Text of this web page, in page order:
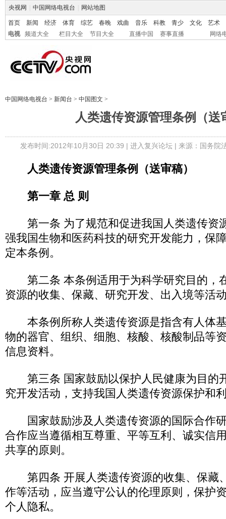
央视网 中国网络电视台 网站地图
首页 新闻 经济 体育 综艺 春晚 戏曲 音乐 科教 青少 文化
艺术
电视
频道大全 栏目大全 节目大全 直播中国 赛事直播 网络
中国网络电视台 > 新闻台 > 中国图文 >
人类遗传资源管理条例（送
发布时间:2012年10月30日 20:39 | 进入复兴论坛| 来源：国务院
人类遗传资源管理条例（送审稿）
第一章 总 则
第一条 为了规范和促进我国人类遗传资
强我国生物和医药科技的研究开发能力，保
定本条例。
第二条 本条例适用于为科学研究目的，
资源的收集、保藏、研究开发、出入境等活
本条例所称人类遗传资源是指含有人体
物的器官、组织、细胞、核酸、核酸制品等
信息资料。
第三条 国家鼓励以保护人民健康为目的
究开发活动，支持我国人类遗传资源保护和
国家鼓励涉及人类遗传资源的国际合作
合作应当遵循相互尊重、平等互利、诚实信
共享的原则。
第四条 开展人类遗传资源的收集、保藏
作等活动，应当遵守公认的伦理原则，保护
个人隐私。